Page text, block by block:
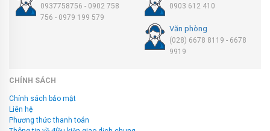
0937758756 - 0902 758
756 - 0979 199 579
0903 612 410
Văn phòng
(028) 6678 8119 - 6678
9919
CHÍNH SÁCH
Chính sách bảo mật
Liên hệ
Phương thức thanh toán